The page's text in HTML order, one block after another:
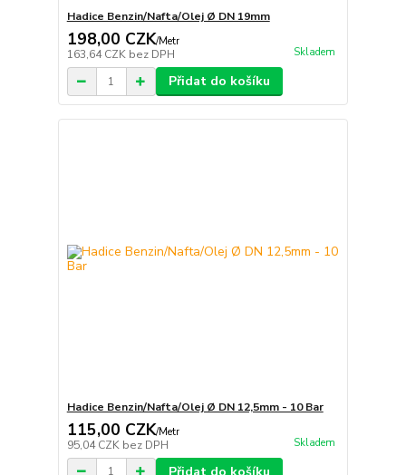
Hadice Benzin/Nafta/Olej Ø DN 19mm
198,00 CZK/Metr
163,64 CZK bez DPH Skladem
Přidat do košíku
Hadice Benzin/Nafta/Olej Ø DN 12,5mm - 10 Bar
115,00 CZK/Metr
95,04 CZK bez DPH Skladem
Přidat do košíku